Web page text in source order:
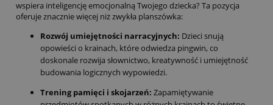
wspiera inteligencję emocjonalną Twojego dziecka? Ta pozycja
oferuje znacznie więcej niż zwykła planszówka:
Rozwój umiejętności narracyjnych: Dzieci snują
opowieści o krainach, które odwiedza pingwin, co
doskonale rozwija słownictwo, kreatywność i umiejętność
budowania logicznych wypowiedzi.
Trening pamięci i skojarzeń: Zapamiętywanie